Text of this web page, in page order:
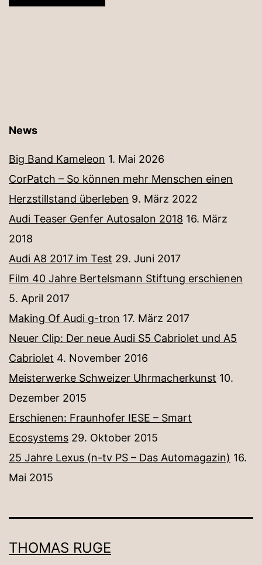
News
Big Band Kameleon 1. Mai 2026
CorPatch – So können mehr Menschen einen
Herzstillstand überleben 9. März 2022
Audi Teaser Genfer Autosalon 2018 16. März
2018
Audi A8 2017 im Test 29. Juni 2017
Film 40 Jahre Bertelsmann Stiftung erschienen
5. April 2017
Making Of Audi g-tron 17. März 2017
Neuer Clip: Der neue Audi S5 Cabriolet und A5
Cabriolet 4. November 2016
Meisterwerke Schweizer Uhrmacherkunst 10.
Dezember 2015
Erschienen: Fraunhofer IESE – Smart
Ecosystems 29. Oktober 2015
25 Jahre Lexus (n-tv PS – Das Automagazin) 16.
Mai 2015
THOMAS RUGE